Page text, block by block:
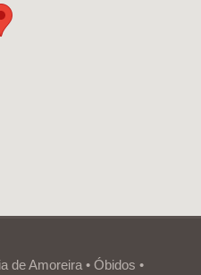
de Amoreira • Óbidos •